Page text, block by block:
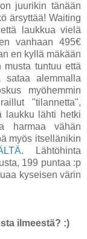
juurikin tänään
ärsyttää! Waiting
laukkua vielä
vanhaan 495€
en kyllä mäkään
tuntuu että
sataa alemmalla
myöhemmin
"tilannetta",
laukku lähti hetki
harmaa vähän
myös itsellänikin
. Lähtöhinta
199 puntaa :p
kyseisen värin
ilmeestä? :)